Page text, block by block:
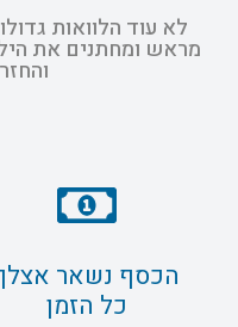
לא עוד הלוואות
מראש ומחתנים את
הכסף נשאר
כל הזמן